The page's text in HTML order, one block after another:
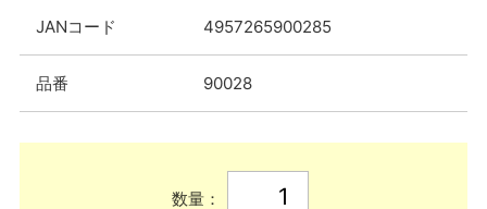
JANコード 4957265900285
品番 90028
数量：